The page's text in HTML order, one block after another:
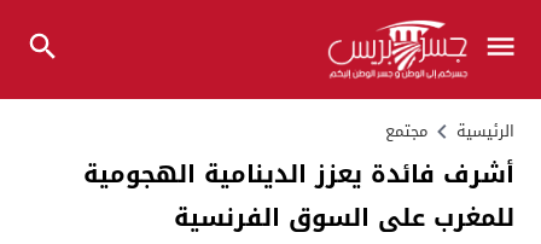
الرئيسية مجتمع
أشرف فائدة يعزز الدينامية الهجومية
للمغرب على السوق الفرنسية